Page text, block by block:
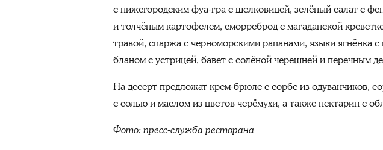
с нижегородским фуа-гра с шелковицей, зелёный салат с
и толчёным картофелем, сморреброд с магаданской
травой, спаржа с черноморскими рапанами, языки ягнёнка
бланом с устрицей, бавет с солёной черешней и перечным
На десерт предложат крем-брюле с сорбе из одуванчиков,
с солью и маслом из цветов черёмухи, а также нектарин с
Фото: пресс-служба ресторана